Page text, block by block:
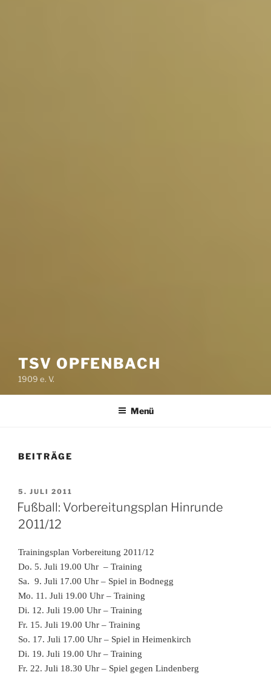
TSV OPFENBACH
1909 e. V.
Menü
BEITRÄGE
VERÖFFENTLICHT
AM
5. JULI 2011
Fußball: Vorbereitungsplan Hinrunde
2011/12
Trainingsplan Vorbereitung 2011/12
Do. 5. Juli 19.00 Uhr – Training
Sa. 9. Juli 17.00 Uhr – Spiel in Bodnegg
Mo. 11. Juli 19.00 Uhr – Training
Di. 12. Juli 19.00 Uhr – Training
Fr. 15. Juli 19.00 Uhr – Training
So. 17. Juli 17.00 Uhr – Spiel in Heimenkirch
Di. 19. Juli 19.00 Uhr – Training
Fr. 22. Juli 18.30 Uhr – Spiel gegen Lindenberg